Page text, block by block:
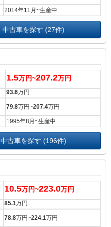
2014年11月~生産中
中古車を探す (27件)
1.5万円~207.2万円
93.6万円
79.8万円~207.4万円
1995年8月~生産中
中古車を探す (196件)
10.5万円~223.0万円
85.1万円
78.8万円~224.1万円